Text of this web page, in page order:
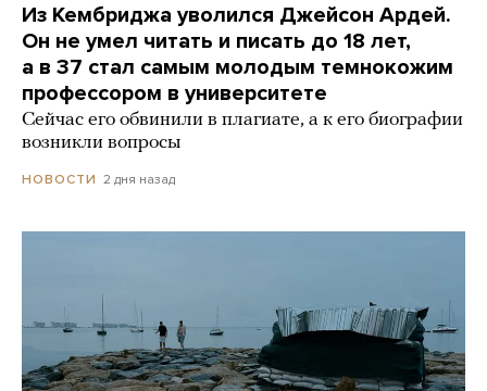
Из Кембриджа уволился Джейсон Ардей.
Он не умел читать и писать до 18 лет,
а в 37 стал самым молодым темнокожим
профессором в университете
Сейчас его обвинили в плагиате, а к его биографии
возникли вопросы
НОВОСТИ 2 дня назад